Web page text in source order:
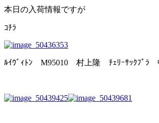
本日の入荷情報ですが
ｺﾁﾗ
ﾙｲｳﾞｨﾄﾝ M95010 村上隆 ﾁｪﾘｰｻｯｸﾌﾟﾗ